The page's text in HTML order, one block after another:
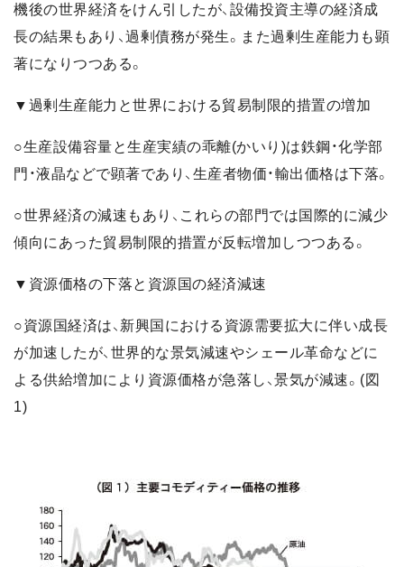
機後の世界経済をけん引したが、設備投資主導の経済成
長の結果もあり、過剰債務が発生。また過剰生産能力も顕
著になりつつある。
▼過剰生産能力と世界における貿易制限的措置の増加
○生産設備容量と生産実績の乖離(かいり)は鉄鋼・化学部
門・液晶などで顕著であり、生産者物価・輸出価格は下落。
○世界経済の減速もあり、これらの部門では国際的に減少
傾向にあった貿易制限的措置が反転増加しつつある。
▼資源価格の下落と資源国の経済減速
○資源国経済は、新興国における資源需要拡大に伴い成長
が加速したが、世界的な景気減速やシェール革命などに
よる供給増加により資源価格が急落し、景気が減速。(図
1)